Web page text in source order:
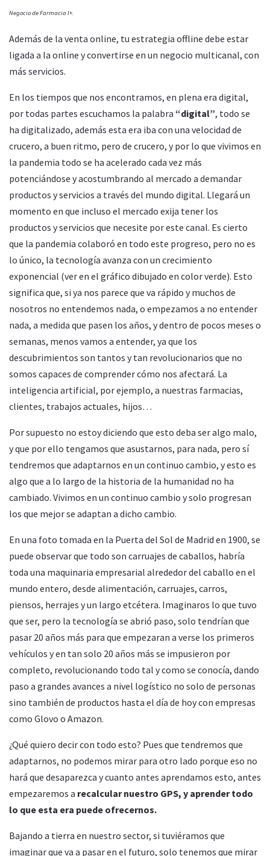
Negocio de Farmacia I+
Además de la venta online, tu estrategia offline debe estar
ligada a la online y convertirse en un negocio multicanal, con
más servicios.
En los tiempos que nos encontramos, en plena era digital,
por todas partes escuchamos la palabra “digital”, todo se
ha digitalizado, además esta era iba con una velocidad de
crucero, a buen ritmo, pero de crucero, y por lo que vivimos en
la pandemia todo se ha acelerado cada vez más
potenciándose y acostumbrando al mercado a demandar
productos y servicios a través del mundo digital. Llegará un
momento en que incluso el mercado exija tener los
productos y servicios que necesite por este canal. Es cierto
que la pandemia colaboró en todo este progreso, pero no es
lo único, la tecnología avanza con un crecimiento
exponencial (ver en el gráfico dibujado en color verde). Esto
significa que, si ya nos parece que va rápido y muchos de
nosotros no entendemos nada, o empezamos a no entender
nada, a medida que pasen los años, y dentro de pocos meses o
semanas, menos vamos a entender, ya que los
descubrimientos son tantos y tan revolucionarios que no
somos capaces de comprender cómo nos afectará. La
inteligencia artificial, por ejemplo, a nuestras farmacias,
clientes, trabajos actuales, hijos…
Por supuesto no estoy diciendo que esto deba ser algo malo,
y que por ello tengamos que asustarnos, para nada, pero sí
tendremos que adaptarnos en un continuo cambio, y esto es
algo que a lo largo de la historia de la humanidad no ha
cambiado. Vivimos en un continuo cambio y solo progresan
los que mejor se adaptan a dicho cambio.
En una foto tomada en la Puerta del Sol de Madrid en 1900, se
puede observar que todo son carruajes de caballos, habría
toda una maquinaria empresarial alrededor del caballo en el
mundo entero, desde alimentación, carruajes, carros,
piensos, herrajes y un largo etcétera. Imaginaros lo que tuvo
que ser, pero la tecnología se abrió paso, solo tendrían que
pasar 20 años más para que empezaran a verse los primeros
vehículos y en tan solo 20 años más se impusieron por
completo, revolucionando todo tal y como se conocía, dando
paso a grandes avances a nivel logístico no solo de personas
sino también de productos hasta el día de hoy con empresas
como Glovo o Amazon.
¿Qué quiero decir con todo esto? Pues que tendremos que
adaptarnos, no podemos mirar para otro lado porque eso no
hará que desaparezca y cuanto antes aprendamos esto, antes
empezaremos a recalcular nuestro GPS, y aprender todo
lo que esta era puede ofrecernos.
Bajando a tierra en nuestro sector, si tuviéramos que
imaginar que va a pasar en el futuro, solo tenemos que mirar